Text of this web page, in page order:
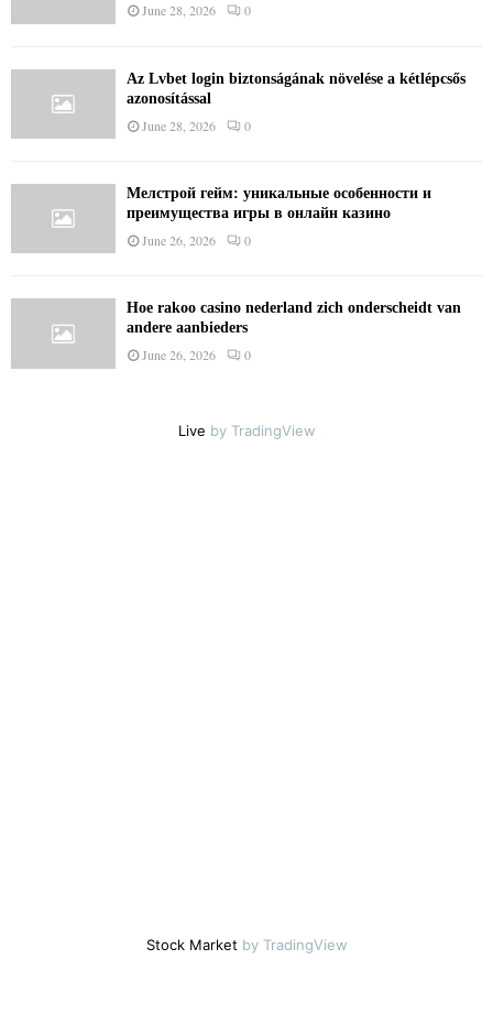
June 28, 2026 0
Az Lvbet login biztonságának növelése a kétlépcsős
azonosítással
June 28, 2026 0
Мелстрой гейм: уникальные особенности и
преимущества игры в онлайн казино
June 26, 2026 0
Hoe rakoo casino nederland zich onderscheidt van
andere aanbieders
June 26, 2026 0
Live by TradingView
Stock Market by TradingView